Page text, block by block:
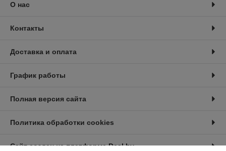
О нас
Контакты
Доставка и оплата
График работы
Полная версия сайта
Политика обработки cookies
Сайт создан на платформе Deal.by